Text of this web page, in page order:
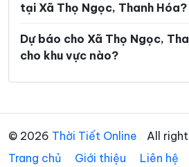
Xã Lam Sơn Xã
Xã Lĩnh Toại Xã
Xã Lương Sơn
Xã
tại Xã Thọ Ngọc, Thanh Hóa?
Dự báo cho Xã Thọ Ngọc,
cho khu vực nào?
© 2026 Thời Tiết Online
All
Trang chủ
Giới thiệu Liên hệ